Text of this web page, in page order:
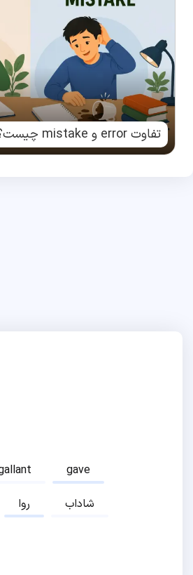
تفاوت error و mistake چیست؟
gave
روا
شاداب